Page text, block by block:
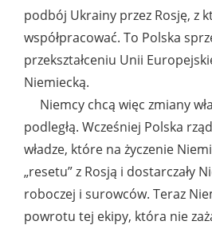
podbój Ukrainy przez Rosję, z
współpracować. To Polska
przekształceniu Unii
Niemiecką.
Niemcy chcą więc zmiany
podległą. Wcześniej Polska
władze, które na życzenie
„resetu” z Rosją i dostarczały
roboczej i surowców. Teraz
powrotu tej ekipy, która nie